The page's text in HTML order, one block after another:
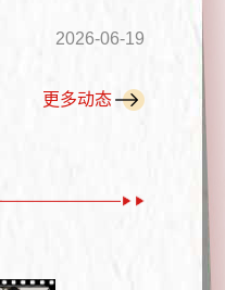
2026-06-19
更多动态